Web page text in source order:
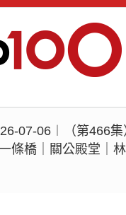
07-06︱（第466
條橋｜關公殿堂｜